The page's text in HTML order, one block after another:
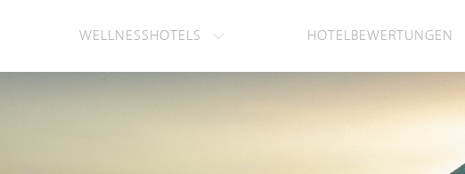
WELLNESSHOTELS HOTELBEWERTUNGEN